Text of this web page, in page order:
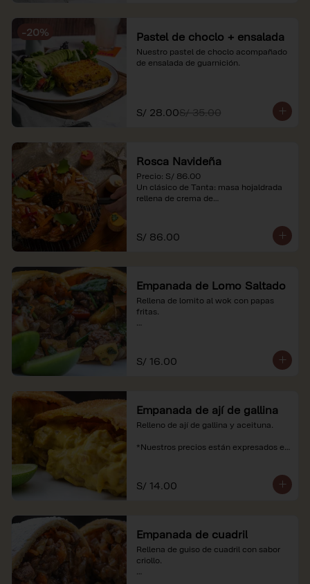
-20% Pastel de choclo + ensalada
Nuestro pastel de choclo acompañado
de ensalada de guarnición.
S/ 28.00S/ 35.00
Rosca Navideña
Precio: S/ 86.00
Un clásico de Tanta: masa hojaldrada
rellena de crema de
*Nuestros precios están expresados en
soles e incluyen impuestos de ley y
S/ 86.00
Empanada de Lomo Saltado
Rellena de lomito al wok con papas
fritas.
S/ 16.00
Empanada de ají de gallina
Relleno de ají de gallina y aceituna.
*Nuestros precios están expresados en
S/ 14.00
Empanada de cuadril
Rellena de guiso de cuadril con sabor
criollo.